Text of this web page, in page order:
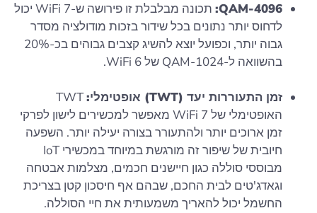
4096-QAM:
תכונה מבלבלת זו פירושה ש-WiFi 7 יכול
לדחוס יותר נתונים בכל שידור בזכות מודולציה מסדר
גבוה יותר, וכפועל יוצא להשיג קצבים גבוהים בכ-20%
בהשוואה ל-1024-QAM של WiFi 6.
זמן התעוררות יעד (TWT) אופטימלי:
TWT
האופטימלי של WiFi 7 מאפשר למכשירים לישון לפרקי
זמן ארוכים יותר ולהתעורר בצורה יעילה יותר. השפעה
חיובית של שיפור זה מורגשת במיוחד במכשירי IoT
מבוססי סוללה כגון חיישנים חכמים, מצלמות אבטחה
וגאדג'טים לבית החכם, שבהם אף חיסכון קטן בצריכת
החשמל יכול להאריך משמעותית את חיי הסוללה.